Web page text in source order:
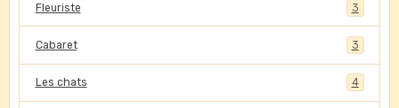
Fleuriste 3
Cabaret 3
Les chats 4